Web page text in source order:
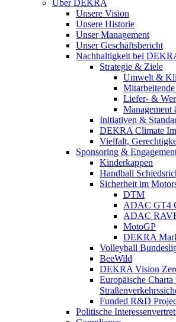
Über DEKRA
Unsere Vision
Unsere Historie
Unser Management
Unser Geschäftsbericht
Nachhaltigkeit bei
Strategie & Ziele
Umwelt &
Liefer- &
Management
Initiativen &
DEKRA Climate
Vielfalt,
Sponsoring &
Kinderkappen
Handball
Sicherheit im
DTM
ADAC GT4
ADAC
MotoGP
DEKRA
Volleyball
BeeWild
DEKRA Vision
Europäische
Funded R&D
Politische